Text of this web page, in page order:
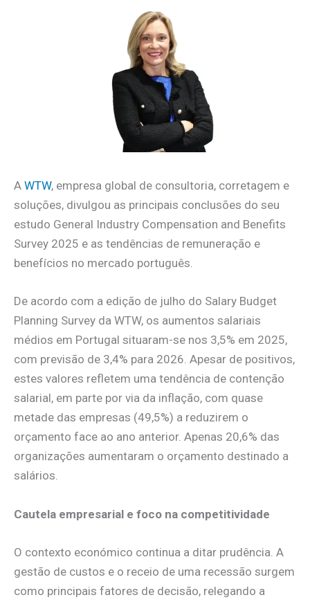
A WTW, empresa global de consultoria, corretagem e
soluções, divulgou as principais conclusões do seu
estudo General Industry Compensation and Benefits
Survey 2025 e as tendências de remuneração e
benefícios no mercado português.
De acordo com a edição de julho do Salary Budget
Planning Survey da WTW, os aumentos salariais
médios em Portugal situaram-se nos 3,5% em 2025,
com previsão de 3,4% para 2026. Apesar de positivos,
estes valores refletem uma tendência de contenção
salarial, em parte por via da inflação, com quase
metade das empresas (49,5%) a reduzirem o
orçamento face ao ano anterior. Apenas 20,6% das
organizações aumentaram o orçamento destinado a
salários.
Cautela empresarial e foco na competitividade
O contexto económico continua a ditar prudência. A
gestão de custos e o receio de uma recessão surgem
como principais fatores de decisão, relegando a